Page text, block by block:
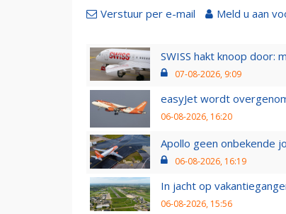
Verstuur per e-mail Meld u aan
SWISS hakt knoop door:
07-08-2026, 9:09
easyJet wordt
06-08-2026, 16:20
Apollo geen onbekende
06-08-2026, 16:19
In jacht op
06-08-2026, 15:56